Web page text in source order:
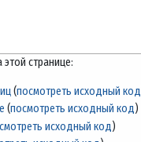
странице:
(посмотреть исходный код
(посмотреть исходный код)
исходный код)